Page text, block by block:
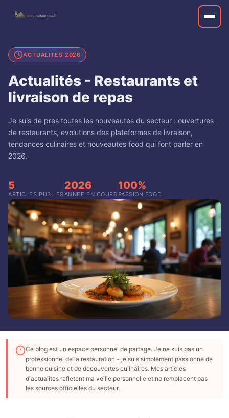
ACTUALITES 2026
Actualités - Restaurants et
livraison de repas
Je suis de pres toutes les nouveautes du secteur : ouvertures
de restaurants, evolutions des plateformes de livraison,
tendances culinaires et nouveautes food qui font parler en
2026.
5
ARTICLES PUBLIES
2026
ANNEE EN COURS
100%
PASSION FOOD
Ce blog est un espace personnel de partage. Je ne suis pas un
professionnel de la restauration - je suis simplement passionne de
bonne cuisine et de decouvertes culinaires. Mes articles
d'actualites refletent ma veille personnelle et ne remplacent pas
les sources officielles du secteur.